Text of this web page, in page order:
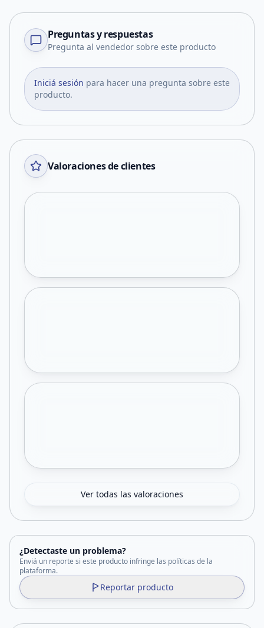
Preguntas y respuestas
Pregunta al vendedor sobre este producto
Iniciá sesión para hacer una pregunta sobre este
producto.
Valoraciones de clientes
Ver todas las valoraciones
¿Detectaste un problema?
Enviá un reporte si este producto infringe las políticas de la
plataforma.
Reportar producto